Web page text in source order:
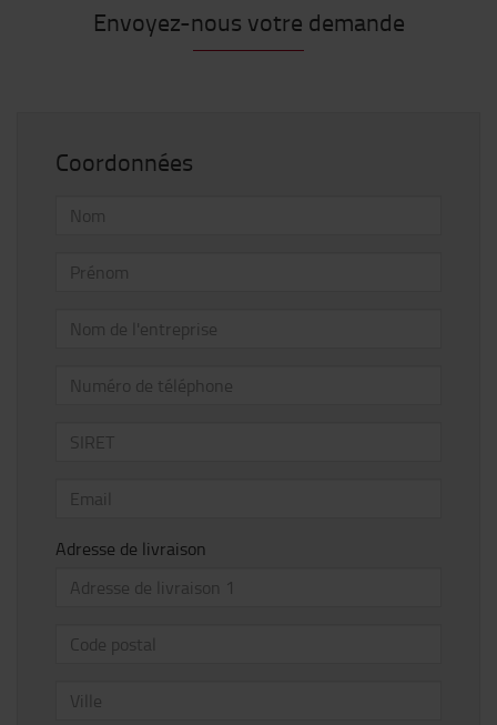
Envoyez-nous votre demande
Coordonnées
Adresse de livraison